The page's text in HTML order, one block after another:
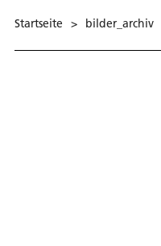
Startseite > bilder_archiv